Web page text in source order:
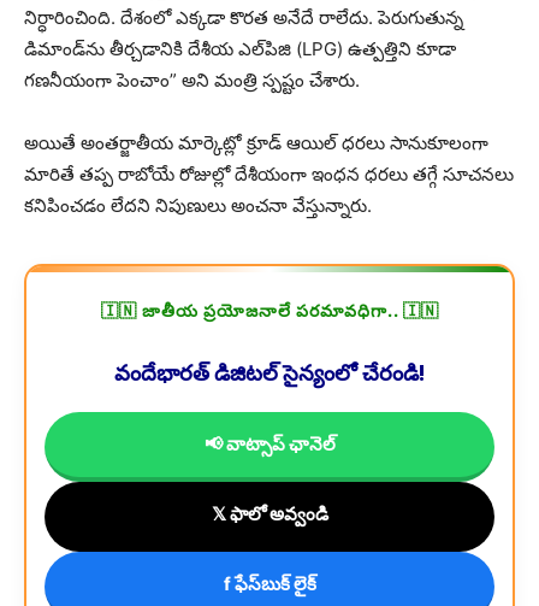
నిర్ధారించింది. దేశంలో ఎక్కడా కొరత అనేదే రాలేదు. పెరుగుతున్న
డిమాండ్‌ను తీర్చడానికి దేశీయ ఎల్‌పిజి (LPG) ఉత్పత్తిని కూడా
గణనీయంగా పెంచాం” అని మంత్రి స్పష్టం చేశారు.
అయితే అంతర్జాతీయ మార్కెట్లో క్రూడ్ ఆయిల్ ధరలు సానుకూలంగా
మారితే తప్ప రాబోయే రోజుల్లో దేశీయంగా ఇంధన ధరలు తగ్గే సూచనలు
కనిపించడం లేదని నిపుణులు అంచనా వేస్తున్నారు.
🇮🇳 జాతీయ ప్రయోజనాలే పరమావధిగా.. 🇮🇳
వందేభారత్ డిజిటల్ సైన్యంలో చేరండి!
📢 వాట్సాప్ ఛానెల్
𝕏 ఫాలో అవ్వండి
f ఫేస్‌బుక్ లైక్